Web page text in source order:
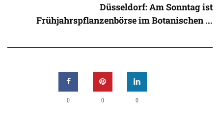
Düsseldorf: Am Sonntag ist
Frühjahrspflanzenbörse im Botanischen ...
0 0 0